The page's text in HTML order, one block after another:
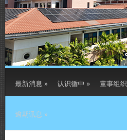
最新消息 » 认识循中 » 董事组织
逾期讯息 »